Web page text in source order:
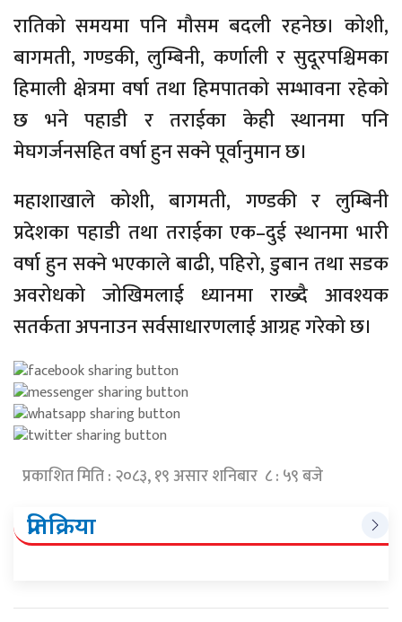
रातिको समयमा पनि मौसम बदली रहनेछ। कोशी,
बागमती, गण्डकी, लुम्बिनी, कर्णाली र सुदूरपश्चिमका
हिमाली क्षेत्रमा वर्षा तथा हिमपातको सम्भावना रहेको
छ भने पहाडी र तराईका केही स्थानमा पनि
मेघगर्जनसहित वर्षा हुन सक्ने पूर्वानुमान छ।
महाशाखाले कोशी, बागमती, गण्डकी र लुम्बिनी
प्रदेशका पहाडी तथा तराईका एक–दुई स्थानमा भारी
वर्षा हुन सक्ने भएकाले बाढी, पहिरो, डुबान तथा सडक
अवरोधको जोखिमलाई ध्यानमा राख्दै आवश्यक
सतर्कता अपनाउन सर्वसाधारणलाई आग्रह गरेको छ।
प्रकाशित मिति : २०८३, १९ असार शनिबार ८ : ५९ बजे
प्रतिक्रिया